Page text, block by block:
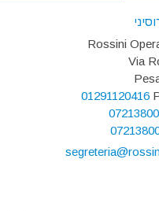
Rossini
Via
01291120416